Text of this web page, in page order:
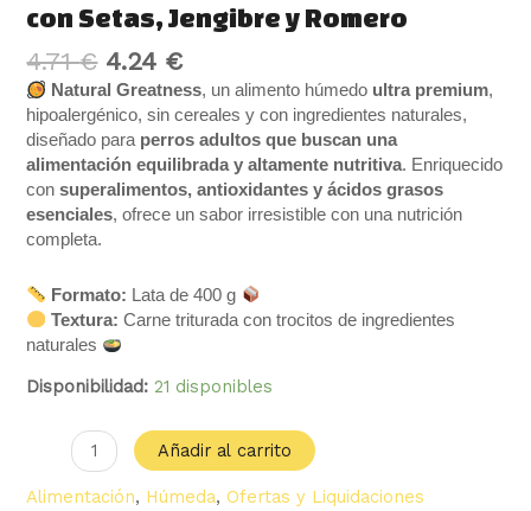
con Setas, Jengibre y Romero
4.71€ 4.24 €
Natural Greatness, un alimento húmedo ultra premium,
hipoalergénico, sin cereales y con ingredientes naturales,
diseñado para perros adultos que buscan una
alimentación equilibrada y altamente nutritiva. Enriquecido
consuperalimentos, antioxidantes y ácidos grasos
esenciales, ofrece un sabor irresistible con una nutrición
completa.
Formato: Lata de 400 g
Textura: Carne triturada con trocitos de ingredientes
naturales
Disponibilidad: 21 disponibles
Añadir al carrito
Alimentación, Húmeda, Ofertas y Liquidaciones